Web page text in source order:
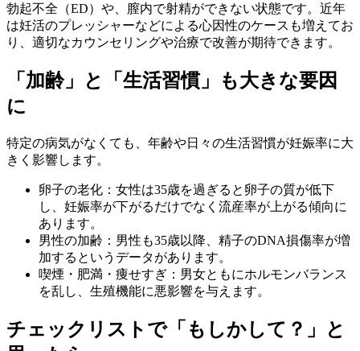
勃起不全（ED）や、 膣内で射精ができない状態です。近年
は妊活のプレッシャーなどによる心因性のケースも増えてお
り、適切なカウンセリングや治療で改善が期待できます。
「加齢」と「生活習慣」も大きな要因
に
特定の病気がなくても、年齢や日々の生活習慣が妊娠率に大
きく影響します。
卵子の老化： 女性は35歳を過ぎると卵子の質が低下
し、妊娠率が下がるだけでなく流産率が上がる傾向に
あります。
男性の加齢： 男性も35歳以降、精子のDNA損傷率が増
加するというデータがあります。
喫煙・肥満・痩せすぎ： 男女ともにホルモンバランス
を乱し、生殖機能に悪影響を与えます。
チェックリストで「もしかして？」と